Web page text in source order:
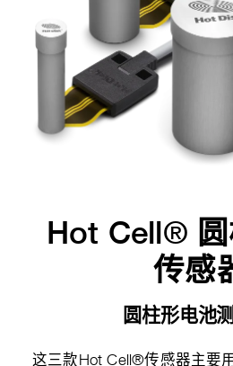
Hot Cell®
传感
圆柱形电池
这三款Hot Cell®传感器主要